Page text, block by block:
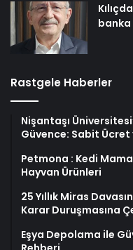
banka
Rastgele Haberler
Nişantaşı
Güvence: Sabit Ücret
Petmona : Kedi
Hayvan Ürünleri
25 Yıllık Miras
Karar Duruşmasına
Eşya Depolama ile